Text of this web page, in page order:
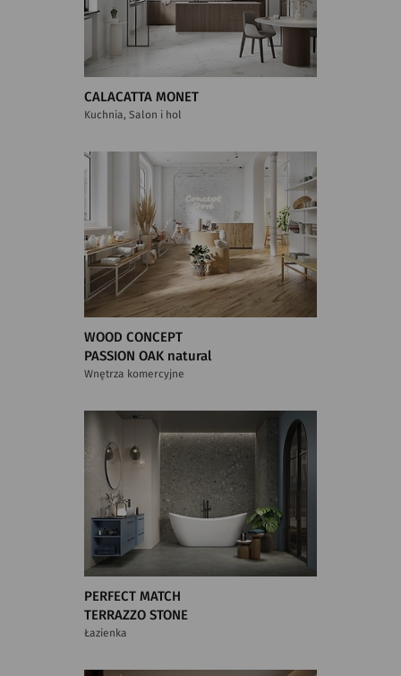
CALACATTA MONET
Kuchnia, Salon i hol
WOOD CONCEPT
PASSION OAK natural
Wnętrza komercyjne
PERFECT MATCH
TERRAZZO STONE
Łazienka